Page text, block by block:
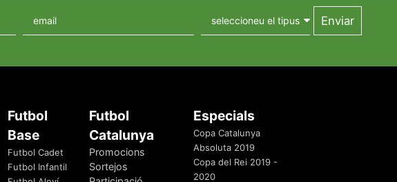
Futbol
Base
Futbol Cadet
Futbol Infantil
Futbol
Catalunya
Promocions
Sortejos
Especials
Copa Catalunya
Absoluta 2019
Copa del Rei 2019 -
2020